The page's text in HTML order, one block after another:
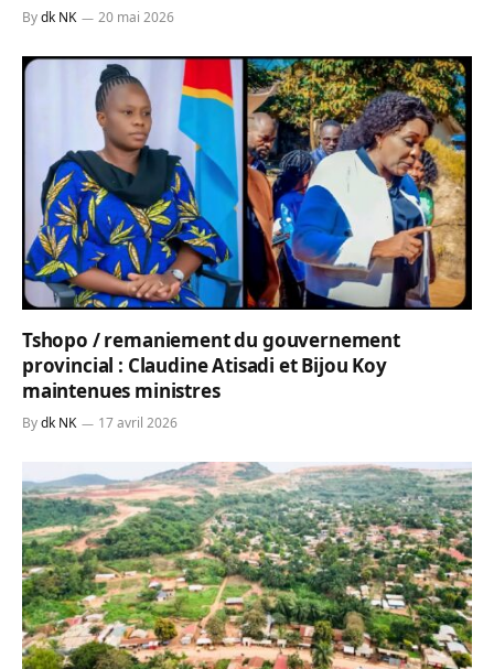
Bydk NK 20 mai 2026
Tshopo / remaniement du gouvernement
provincial : Claudine Atisadi et Bijou Koy
maintenues ministres
Bydk NK 17 avril 2026